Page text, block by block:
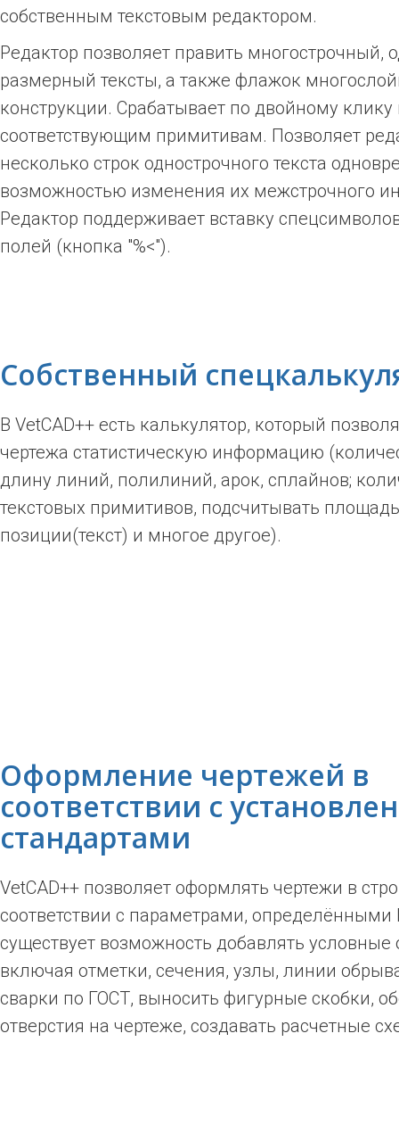
собственным текстовым редактором.
Редактор позволяет править многострочный,
размерный тексты, а также флажок
конструкции. Срабатывает по двойному
соответствующим примитивам. Позволяет
несколько строк однострочного текста
возможностью изменения их межстрочного
Редактор поддерживает вставку
полей (кнопка "%<").
Собственный
В VetCAD++ есть калькулятор, который
чертежа статистическую информацию
длину линий, полилиний, арок, сплайнов;
текстовых примитивов, подсчитывать
позиции(текст) и многое другое).
Оформление чертежей в
соответствии с
стандартами
VetCAD++ позволяет оформлять чертежи в
соответствии с параметрами, определёнными
существует возможность добавлять условные
включая отметки, сечения, узлы, линии
сварки по ГОСТ, выносить фигурные скобки,
отверстия на чертеже, создавать расчетные